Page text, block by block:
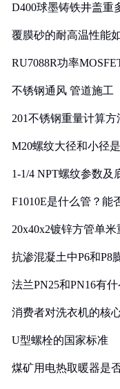
D400球墨铸铁井盖重
覆膜砂的耐高温性能
RU7088R功率
不锈钢通风 管道施工
201不锈钢重量计算方
M20螺纹大径和小径
1-1/4 NPT螺纹参数及
F1010E是什么管？能
20x40x2镀锌方管单
抗渗混凝土中P6和P8
法兰PN25和PN16有什
消费者对洗衣机的核
U型螺栓的国家标准
煤矿用电热取暖器是